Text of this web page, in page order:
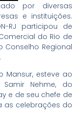
por diversas
e instituições.
RJ participou de
do Rio de
Conselho Regional
Mansur, esteve ao
Nehme, do
e de seu chefe de
as celebrações do